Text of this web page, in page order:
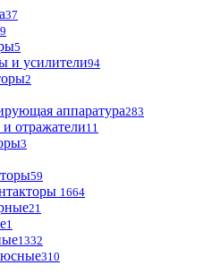
37
5
и усилители94
2
аппаратура283
отражатели11
3
59
1664
21
1
1332
310